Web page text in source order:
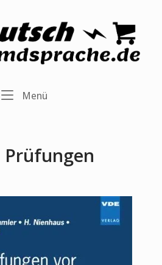
Menü
Prüfungen